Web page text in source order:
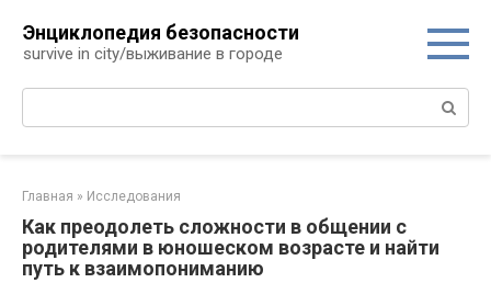
контенту
Энциклопедия безопасности
survive in city/выживание в городе
Поиск:
Главная » Исследования
Как преодолеть сложности в общении с
родителями в юношеском возрасте и найти
путь к взаимопониманию